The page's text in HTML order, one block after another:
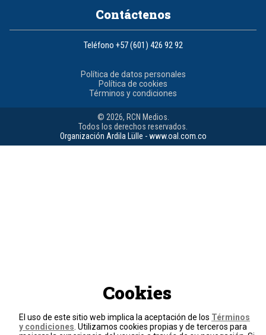
Contáctenos
Teléfono +57 (601) 426 92 92
Política de datos personales
Política de cookies
Términos y condiciones
© 2026, RCN Medios.
Todos los derechos reservados.
Organización Ardila Lülle - www.oal.com.co
Cookies
El uso de este sitio web implica la aceptación de los Términos
y condiciones . Utilizamos cookies propias y de terceros para